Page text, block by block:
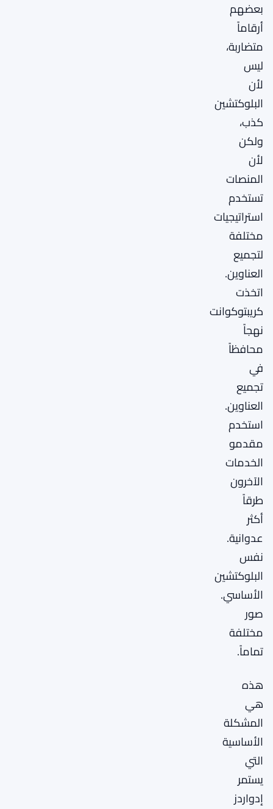
بعضهم
أرقاماً
متضاربة،
ليس
لأن
البلوكتشين
كذب،
ولكن
لأن
المنصات
تستخدم
استراتيجيات
مختلفة
لتجميع
العناوين.
اتخذت
كريبتوكوانت
نهجاً
محافظاً
في
تجميع
العناوين.
استخدم
مقدمو
الخدمات
الآخرون
طرقاً
أكثر
عدوانية.
نفس
البلوكتشين
الأساسي.
صور
مختلفة
تماماً.
هذه
هي
المشكلة
الأساسية
التي
يستمر
إدواردز